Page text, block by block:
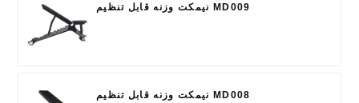
نیمکت وزنه قابل تنظیم MD009
نیمکت وزنه قابل تنظیم MD008